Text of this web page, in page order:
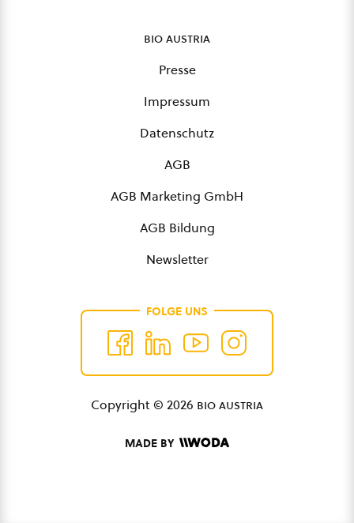
bio austria
Presse
Impressum
Datenschutz
AGB
AGB Marketing GmbH
AGB Bildung
Newsletter
FOLGE UNS
Copyright © 2026 bio austria
MADE BY